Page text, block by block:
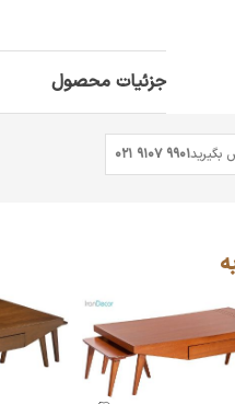
جزئیات محصول
بگیرید021 9107 9901